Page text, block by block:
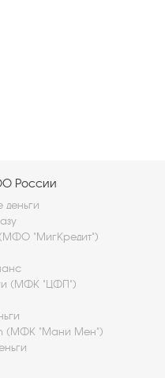
России
"МигКредит")
(МФК "ЦФП")
(МФК "Мани Мен")